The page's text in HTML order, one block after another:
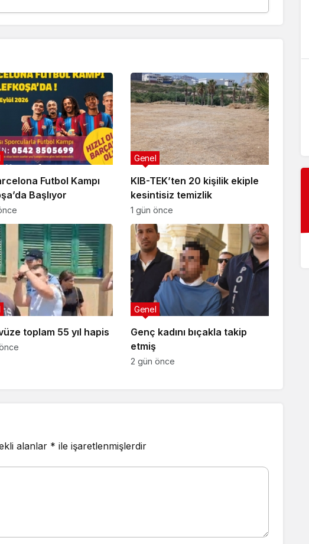
Futbol Kampı
Başlıyor
KIB-TEK’ten 20 kişilik ekiple
kesintisiz temizlik
Genel
1 gün önce
toplam 55 yıl hapis
Genç kadını bıçakla takip
etmiş
Genel
2 gün önce
alanlar * ile işaretlenmişlerdir